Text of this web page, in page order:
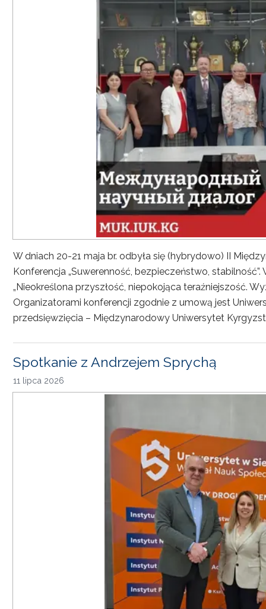
W dniach 20-21 maja br. odbyła się (hybrydowo) II
Konferencja „Suwerenność, bezpieczeństwo,
„Nieokreślona przyszłość, niepokojąca teraźniejszość.
Organizatorami konferencji zgodnie z umową jest
przedsięwzięcia – Międzynarodowy Uniwersytet
Spotkanie z Andrzejem Sprychą
11 lipca 2026